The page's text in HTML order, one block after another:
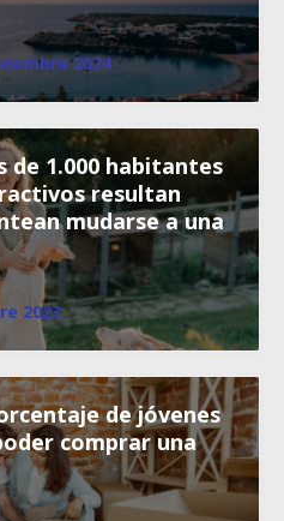
2024
de 1.000 habitantes
resultan
mudarse a una
2023
de jóvenes
comprar una